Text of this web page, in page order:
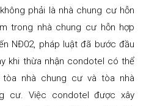
phải là nhà chung cư hỗn
trong nhà chung cư hỗn hợp
NĐ02, pháp luật đã bước đầu
khi thừa nhận condotel có thể
nhà chung cư và tòa nhà
cư. Việc condotel được xây